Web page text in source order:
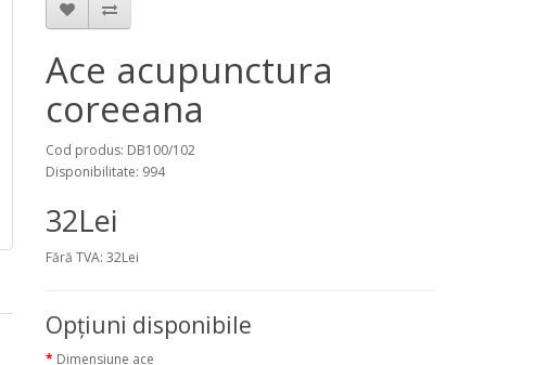
Ace acupunctura
coreeana
Cod produs: DB100/102
Disponibilitate: 994
32Lei
Fără TVA: 32Lei
Opţiuni disponibile
Dimensiune ace